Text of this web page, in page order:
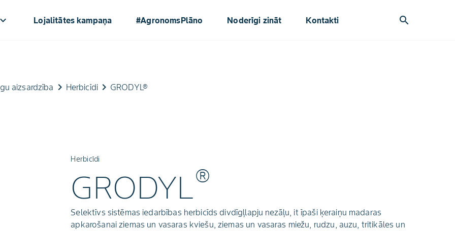
keyboard_arrow_down Lojalitātes kampaņa #AgronomsPlāno Noderīgi zināt Kontakti search
aizsardzība keyboard_arrow_right Herbicīdikeyboard_arrow_right GRODYL®
Herbicīdi
GRODYL®
Selektīvs sistēmas iedarbības herbicīds divdīgļlapju nezāļu, it īpaši ķeraiņu madaras
apkarošanai ziemas un vasaras kviešu, ziemas un vasaras miežu, rudzu, auzu, tritikāles un